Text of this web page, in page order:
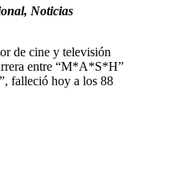
, Noticias
de cine y televisión
entre “M*A*S*H”
falleció hoy a los 88